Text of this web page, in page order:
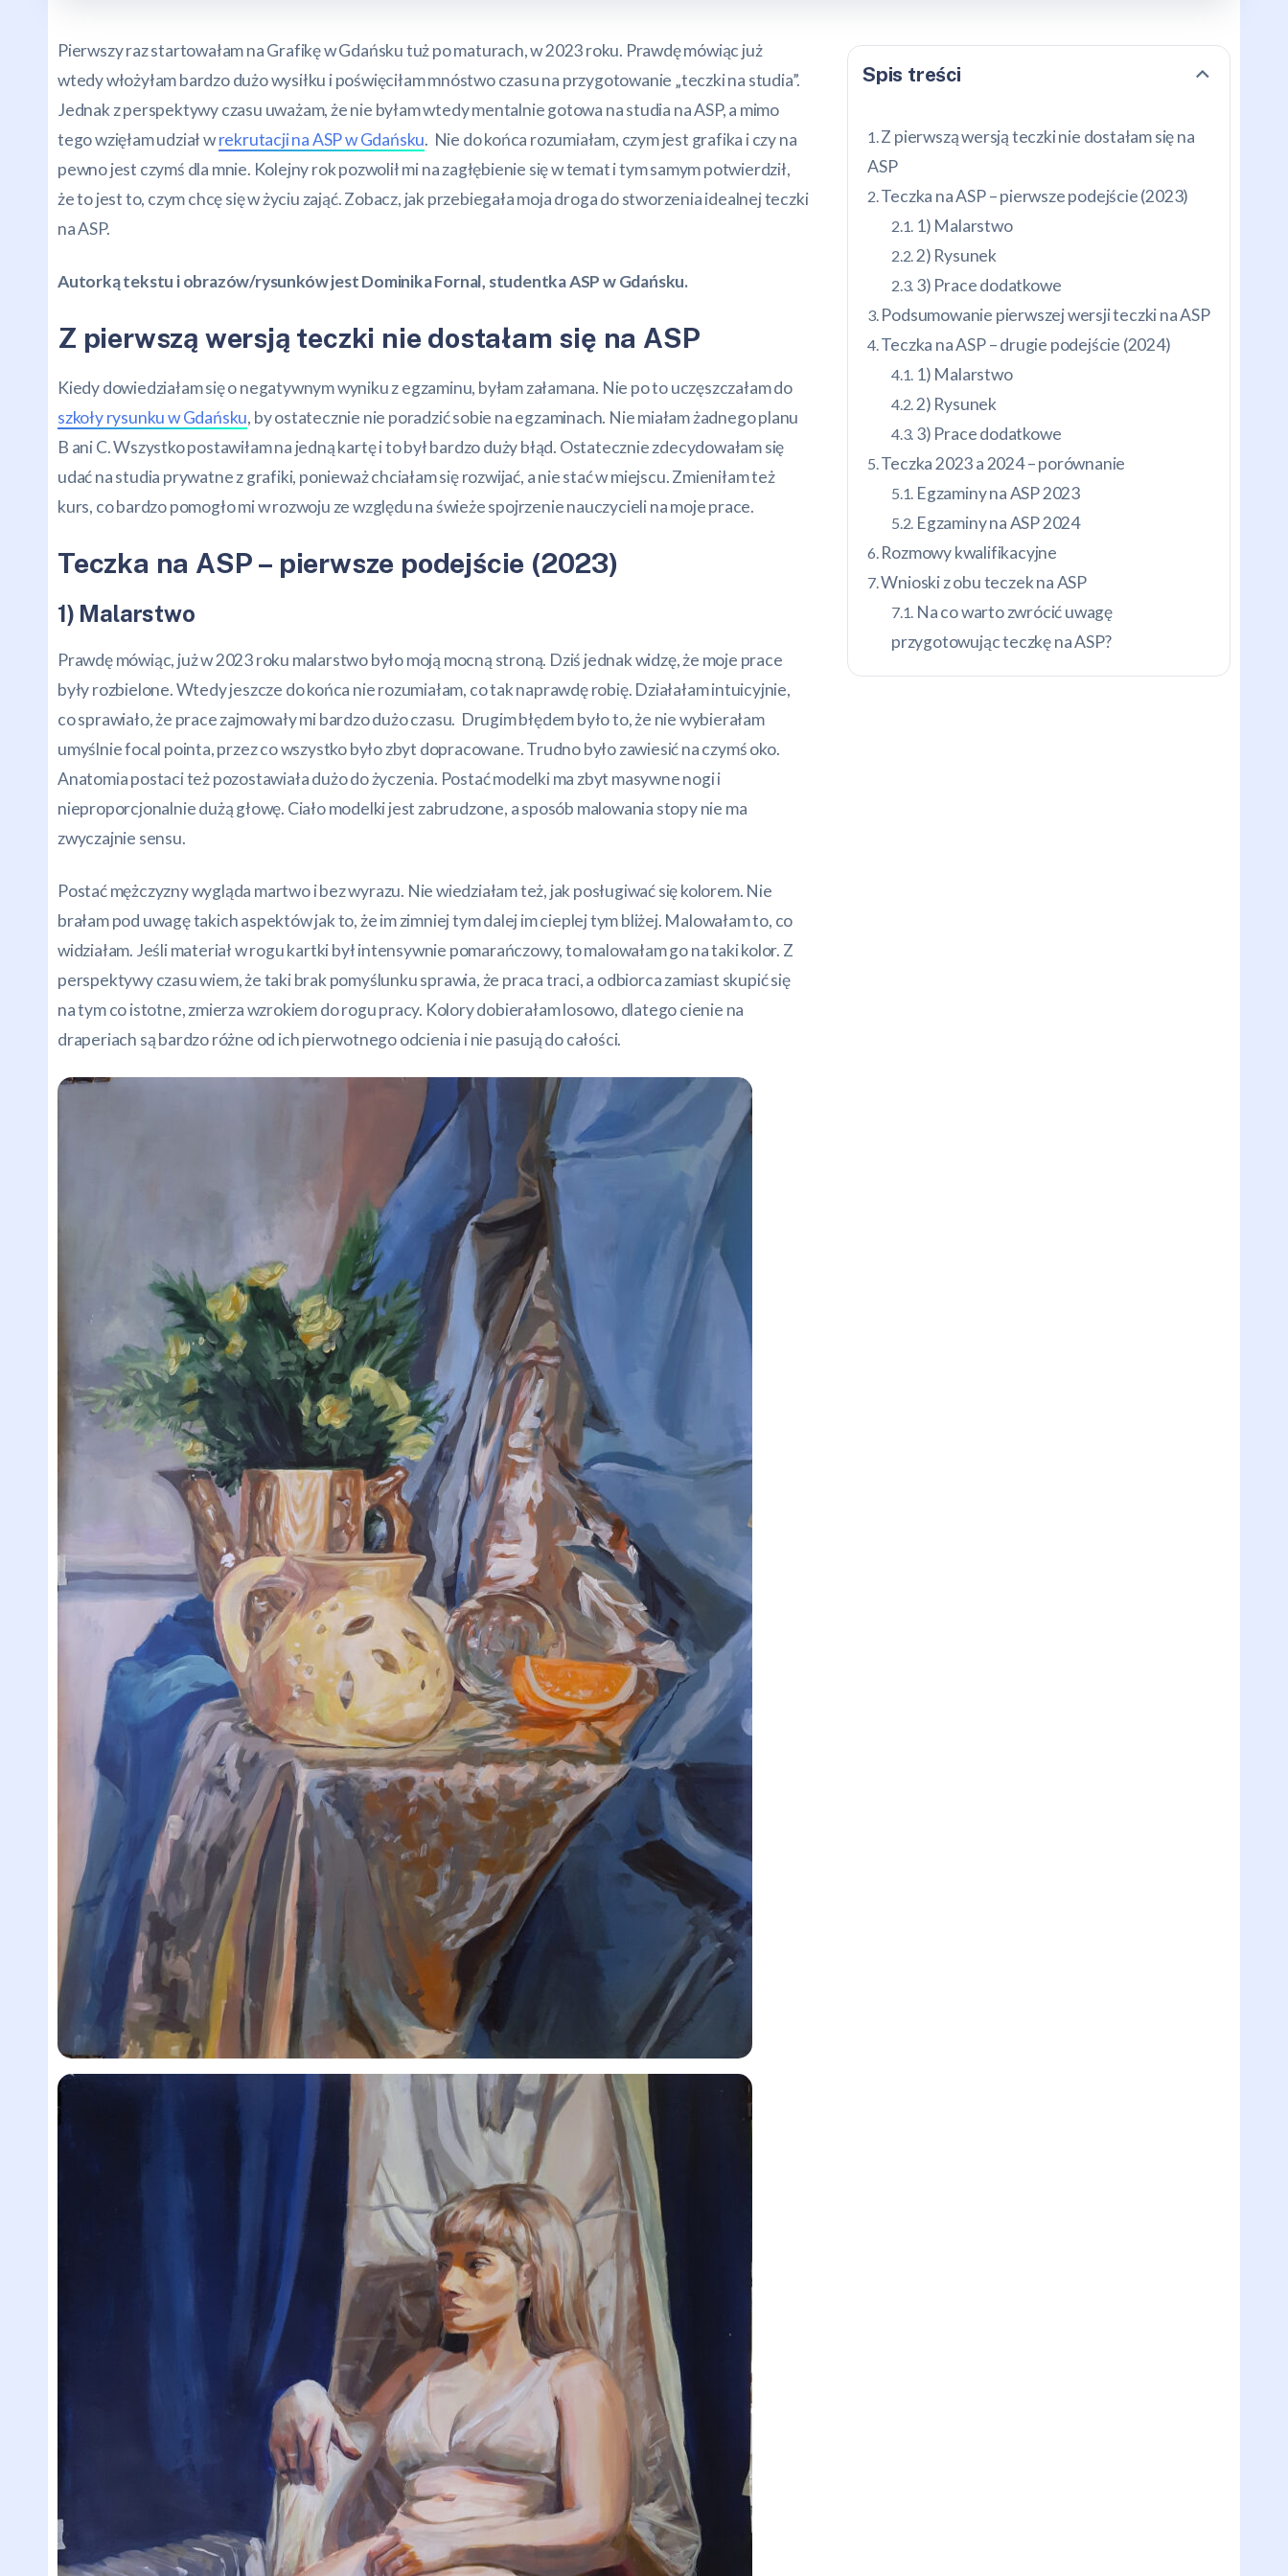
Pierwszy raz startowałam na Grafikę w Gdańsku tuż po maturach, w 2023 roku. Prawdę mówiąc już
wtedy włożyłam bardzo dużo wysiłku i poświęciłam mnóstwo czasu na przygotowanie „teczki na studia”.
Jednak z perspektywy czasu uważam, że nie byłam wtedy mentalnie gotowa na studia na ASP, a mimo
tego wzięłam udział wrekrutacji na ASP w Gdańsku. Nie do końca rozumiałam, czym jest grafika i czy na
pewno jest czymś dla mnie. Kolejny rok pozwolił mi na zagłębienie się w temat i tym samym potwierdził,
że to jest to, czym chcę się w życiu zająć. Zobacz, jak przebiegała moja droga do stworzenia idealnej teczki
na ASP.
Autorką tekstu i obrazów/rysunków jest Dominika Fornal, studentka ASP w Gdańsku.
Z pierwszą wersją teczki nie dostałam się na ASP
Kiedy dowiedziałam się o negatywnym wyniku z egzaminu, byłam załamana. Nie po to uczęszczałam do
szkoły rysunku w Gdańsku, by ostatecznie nie poradzić sobie na egzaminach. Nie miałam żadnego planu
B ani C. Wszystko postawiłam na jedną kartę i to był bardzo duży błąd. Ostatecznie zdecydowałam się
udać na studia prywatne z grafiki, ponieważ chciałam się rozwijać, a nie stać w miejscu. Zmieniłam też
kurs, co bardzo pomogło mi w rozwoju ze względu na świeże spojrzenie nauczycieli na moje prace.
Teczka na ASP – pierwsze podejście (2023)
1) Malarstwo
Prawdę mówiąc, już w 2023 roku malarstwo było moją mocną stroną. Dziś jednak widzę, że moje prace
były rozbielone. Wtedy jeszcze do końca nie rozumiałam, co tak naprawdę robię. Działałam intuicyjnie,
co sprawiało, że prace zajmowały mi bardzo dużo czasu. Drugim błędem było to, że nie wybierałam
umyślnie focal pointa, przez co wszystko było zbyt dopracowane. Trudno było zawiesić na czymś oko.
Anatomia postaci też pozostawiała dużo do życzenia. Postać modelki ma zbyt masywne nogi i
nieproporcjonalnie dużą głowę. Ciało modelki jest zabrudzone, a sposób malowania stopy nie ma
zwyczajnie sensu.
Postać mężczyzny wygląda martwo i bez wyrazu. Nie wiedziałam też, jak posługiwać się kolorem. Nie
brałam pod uwagę takich aspektów jak to, że im zimniej tym dalej im cieplej tym bliżej. Malowałam to, co
widziałam. Jeśli materiał w rogu kartki był intensywnie pomarańczowy, to malowałam go na taki kolor. Z
perspektywy czasu wiem, że taki brak pomyślunku sprawia, że praca traci, a odbiorca zamiast skupić się
na tym co istotne, zmierza wzrokiem do rogu pracy. Kolory dobierałam losowo, dlatego cienie na
draperiach są bardzo różne od ich pierwotnego odcienia i nie pasują do całości.
Spis treści
Z pierwszą wersją teczki nie dostałam się na
ASP
Teczka na ASP – pierwsze podejście (2023)
1) Malarstwo
2) Rysunek
3) Prace dodatkowe
Podsumowanie pierwszej wersji teczki na ASP
Teczka na ASP – drugie podejście (2024)
1) Malarstwo
2) Rysunek
3) Prace dodatkowe
Teczka 2023 a 2024 – porównanie
Egzaminy na ASP 2023
Egzaminy na ASP 2024
Rozmowy kwalifikacyjne
Wnioski z obu teczek na ASP
Na co warto zwrócić uwagę
przygotowując teczkę na ASP?